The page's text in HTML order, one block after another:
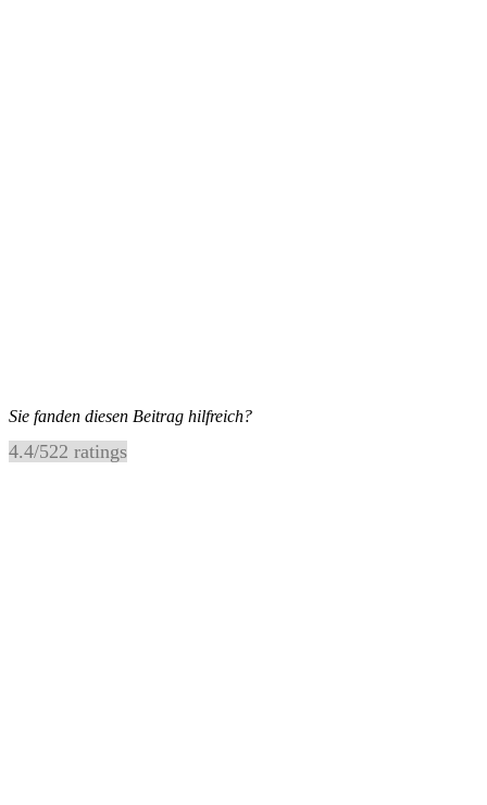
Sie fanden diesen Beitrag hilfreich?
4.4/522 ratings